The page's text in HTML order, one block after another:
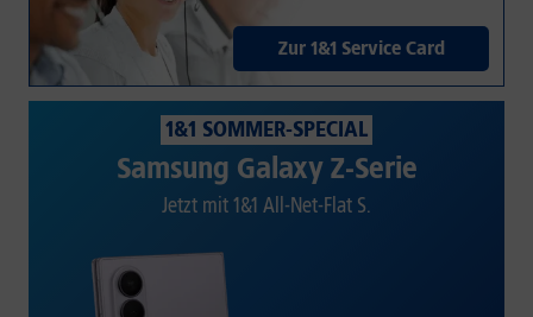
Zur 1&1 Service Card
1&1 SOMMER-SPECIAL
Samsung Galaxy Z-Serie
Jetzt mit 1&1 All-Net-Flat S.